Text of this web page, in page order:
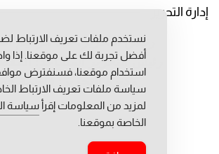
إدارة التحرير
رئيس التحرير: عبد الرحيم
رئيس التحرير المساعد:
مديرة التحرير: فاطمة
نستخدم ملفات تعريف الارتباط
أفضل تجربة لك على موقعنا. إذا
استخدام موقعنا، فسنفترض
سياسة ملفات تعريف الارتباط
لمزيد من المعلومات إقرأ سياسة
الخاصة بموقعنا.